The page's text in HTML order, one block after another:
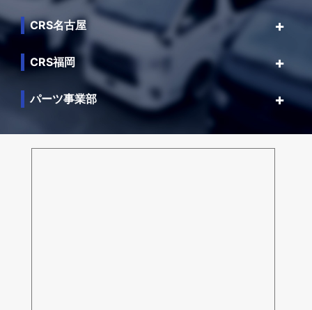
CRS名古屋
CRS福岡
パーツ事業部